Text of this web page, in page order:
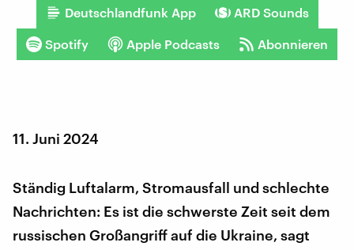
Deutschlandfunk App ARD Sounds
Spotify Apple Podcasts Abonnieren
11. Juni 2024
Ständig Luftalarm, Stromausfall und schlechte
Nachrichten: Es ist die schwerste Zeit seit dem
russischen Großangriff auf die Ukraine, sagt